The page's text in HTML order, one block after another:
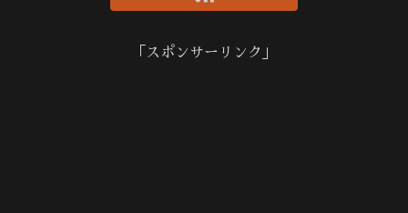
「スポンサーリンク」